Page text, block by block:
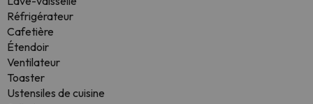
Réfrigérateur
Cafetière
Étendoir
Ventilateur
Toaster
Ustensiles de cuisine